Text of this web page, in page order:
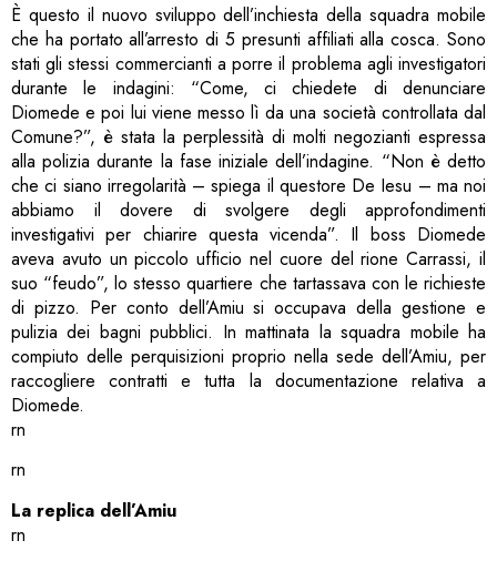
È questo il nuovo sviluppo dell’inchiesta della squadra mobile
che ha portato all’arresto di 5 presunti affiliati alla cosca. Sono
stati gli stessi commercianti a porre il problema agli investigatori
durante le indagini: “Come, ci chiedete di denunciare
Diomede e poi lui viene messo lì da una società controllata dal
Comune?”, è stata la perplessità di molti negozianti espressa
alla polizia durante la fase iniziale dell’indagine. “Non è detto
che ci siano irregolarità – spiega il questore De Iesu – ma noi
abbiamo il dovere di svolgere degli approfondimenti
investigativi per chiarire questa vicenda”. Il boss Diomede
aveva avuto un piccolo ufficio nel cuore del rione Carrassi, il
suo “feudo”, lo stesso quartiere che tartassava con le richieste
di pizzo. Per conto dell’Amiu si occupava della gestione e
pulizia dei bagni pubblici. In mattinata la squadra mobile ha
compiuto delle perquisizioni proprio nella sede dell’Amiu, per
raccogliere contratti e tutta la documentazione relativa a
Diomede.
rn
rn
La replica dell’Amiu
rn